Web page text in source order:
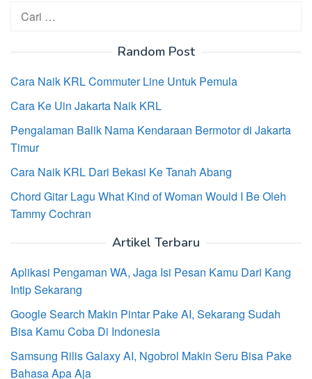
Cari
untuk:
Random Post
Cara Naik KRL Commuter Line Untuk Pemula
Cara Ke Uin Jakarta Naik KRL
Pengalaman Balik Nama Kendaraan Bermotor di Jakarta
Timur
Cara Naik KRL Dari Bekasi Ke Tanah Abang
Chord Gitar Lagu What Kind of Woman Would I Be Oleh
Tammy Cochran
Artikel Terbaru
Aplikasi Pengaman WA, Jaga Isi Pesan Kamu Dari Kang
Intip Sekarang
Google Search Makin Pintar Pake AI, Sekarang Sudah
Bisa Kamu Coba Di Indonesia
Samsung Rilis Galaxy AI, Ngobrol Makin Seru Bisa Pake
Bahasa Apa Aja